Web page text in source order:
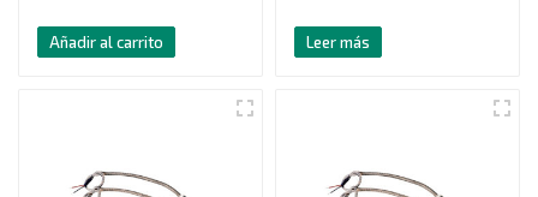
Añadir al carrito Leer más